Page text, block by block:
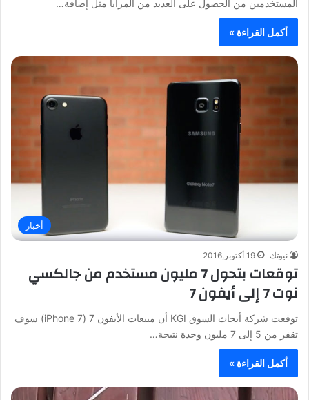
المستخدمين من الحصول على العديد من المزايا مثل إضافة…
أكمل القراءة »
أخبار
نيوتك 19 أكتوبر,2016
توقعات بتحول 7 مليون مستخدم من جالكسي
نوت 7 إلى أيفون 7
توقعت شركة أبحاث السوق KGI أن مبيعات الأيفون 7 (iPhone 7) سوف
تقفز من 5 إلى 7 مليون وحدة نتيجة…
أكمل القراءة »